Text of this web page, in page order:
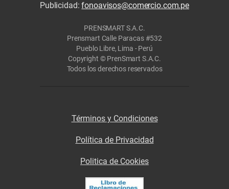
Publicidad:fonoavisos@comercio.com.pe
PRENSMART S.A.C.
Prensmart Calle Paracas #532
Pueblo Libre, Lima - Perú
Copyright © PrenSmart S.A.C.
Todos los derechos reservados
Términos y Condiciones
Política de Privacidad
Politica de Cookies